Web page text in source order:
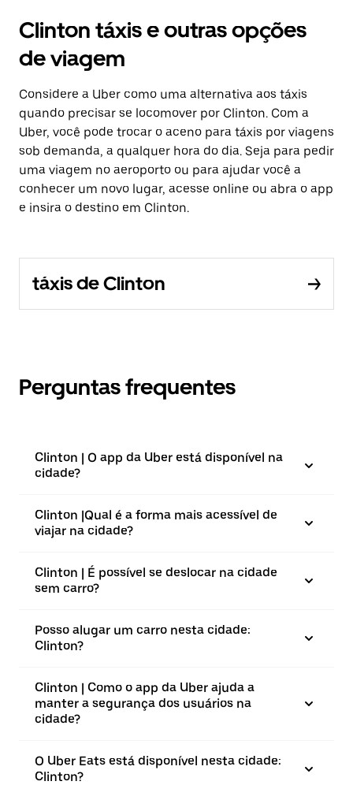
Clinton táxis e outras opções
de viagem
Considere a Uber como uma alternativa aos táxis
quando precisar se locomover por Clinton. Com a
Uber, você pode trocar o aceno para táxis por viagens
sob demanda, a qualquer hora do dia. Seja para pedir
uma viagem no aeroporto ou para ajudar você a
conhecer um novo lugar, acesse online ou abra o app
e insira o destino em Clinton.
táxis de Clinton
Perguntas frequentes
Clinton | O app da Uber está disponível na
cidade?
Clinton |⁠Qual é a forma mais acessível de
viajar na cidade?
Clinton | É possível se deslocar na cidade
sem carro?
Posso alugar um carro nesta cidade:
Clinton?
Clinton | Como o app da Uber ajuda a
manter a segurança dos usuários na
cidade?
O Uber Eats está disponível nesta cidade:
Clinton?